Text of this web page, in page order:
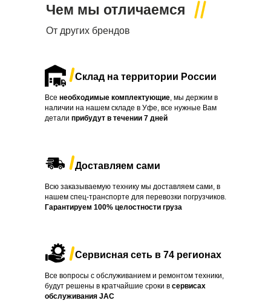
Чем мы отличаемся
От других брендов
Все вопросы с обслуживанием и ремонтом техники,
будут решены в кратчайшие сроки в сервисах
обслуживания JAC
Сервисная сеть в 74 регионах
Все необходимые комплектующие, мы держим в
наличии на нашем складе в Уфе, все нужные Вам
детали прибудут в течении 7 дней
Склад на территории России
Всю заказываемую технику мы доставляем сами, в
нашем спец-транспорте для перевозки погрузчиков.
Гарантируем 100% целостности груза
Доставляем сами